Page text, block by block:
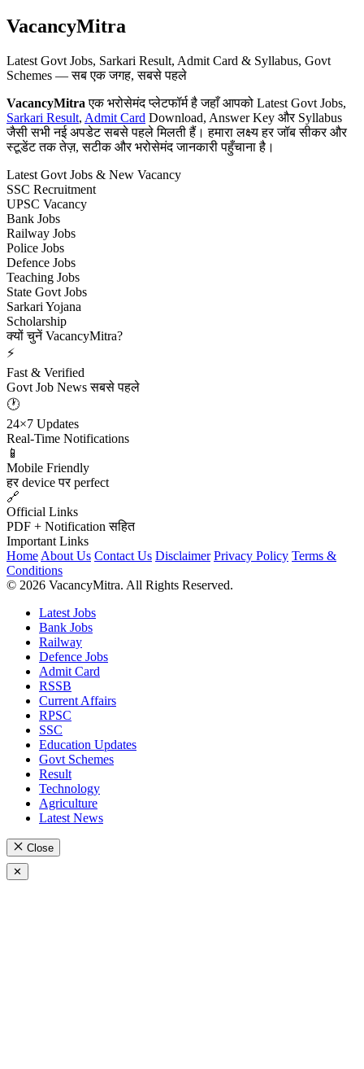
VacancyMitra
Latest Govt Jobs, Sarkari Result, Admit Card & Syllabus, Govt
Schemes — सब एक जगह, सबसे पहले
VacancyMitra एक भरोसेमंद प्लेटफॉर्म है जहाँ आपको Latest Govt Jobs,
Sarkari Result, Admit Card Download, Answer Key और Syllabus
जैसी सभी नई अपडेट सबसे पहले मिलती हैं। हमारा लक्ष्य हर जॉब सीकर और
स्टूडेंट तक तेज़, सटीक और भरोसेमंद जानकारी पहुँचाना है।
Latest Govt Jobs & New Vacancy
SSC Recruitment
UPSC Vacancy
Bank Jobs
Railway Jobs
Police Jobs
Defence Jobs
Teaching Jobs
State Govt Jobs
Sarkari Yojana
Scholarship
क्यों चुनें VacancyMitra?
⚡
Fast & Verified
Govt Job News सबसे पहले
🕐
24×7 Updates
Real-Time Notifications
📱
Mobile Friendly
हर device पर perfect
🔗
Official Links
PDF + Notification सहित
Important Links
Home About Us Contact Us Disclaimer Privacy Policy Terms &
Conditions
© 2026 VacancyMitra. All Rights Reserved.
Latest Jobs
Bank Jobs
Railway
Defence Jobs
Admit Card
RSSB
Current Affairs
RPSC
SSC
Education Updates
Govt Schemes
Result
Technology
Agriculture
Latest News
Close
✕